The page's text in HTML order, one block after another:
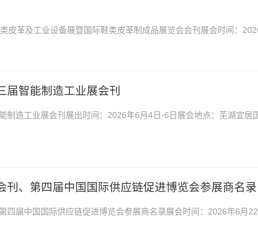
皮革及工业设备展暨国际鞋类皮革制成品展览会会刊展会时间：
志明市西贡会议展览中心2026第26届...
届智能制造工业展会刊
制造工业展会刊展出时间：2026年6月4日-6日展会地点：芜湖宜居
第三届智能制造工业展会刊，含展商企业介绍...
刊、第四届中国国际供应链促进博览会参展商名录
四届中国国际供应链促进博览会参展商名录展会时间：2026年6月